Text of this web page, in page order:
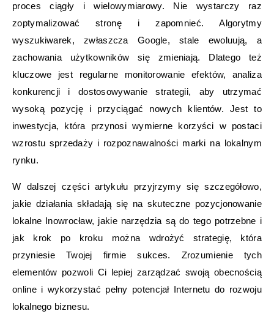
proces ciągły i wielowymiarowy. Nie wystarczy raz
zoptymalizować stronę i zapomnieć. Algorytmy
wyszukiwarek, zwłaszcza Google, stale ewoluują, a
zachowania użytkowników się zmieniają. Dlatego też
kluczowe jest regularne monitorowanie efektów, analiza
konkurencji i dostosowywanie strategii, aby utrzymać
wysoką pozycję i przyciągać nowych klientów. Jest to
inwestycja, która przynosi wymierne korzyści w postaci
wzrostu sprzedaży i rozpoznawalności marki na lokalnym
rynku.
W dalszej części artykułu przyjrzymy się szczegółowo,
jakie działania składają się na skuteczne pozycjonowanie
lokalne Inowrocław, jakie narzędzia są do tego potrzebne i
jak krok po kroku można wdrożyć strategię, która
przyniesie Twojej firmie sukces. Zrozumienie tych
elementów pozwoli Ci lepiej zarządzać swoją obecnością
online i wykorzystać pełny potencjał Internetu do rozwoju
lokalnego biznesu.